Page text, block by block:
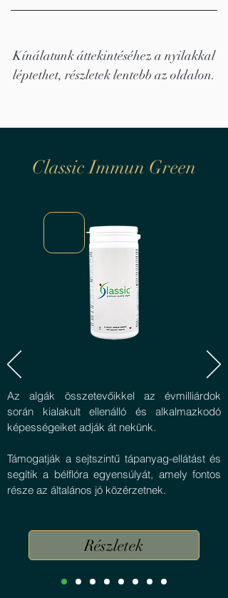
Kínálatunk áttekintéséhez a nyilakkal
léptethet, részletek lentebb az oldalon.
Classic Immun Green
Részletek
Az algák összetevőikkel az évmilliárdok
során kialakult ellenálló és alkalmazkodó
képességeiket adják át nekünk.
Támogatják a sejtszintű tápanyag-ellátást és
segítik a bélflóra egyensúlyát, amely fontos
része az általános jó közérzetnek.